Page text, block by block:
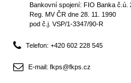
Bankovní spojení: FIO Banka č.ú.
Reg. MV ČR dne 28. 11. 1990
pod č.j. VSP/1-3347/90-R
Telefon: +420 602 228 545
E-mail: fkps@fkps.cz